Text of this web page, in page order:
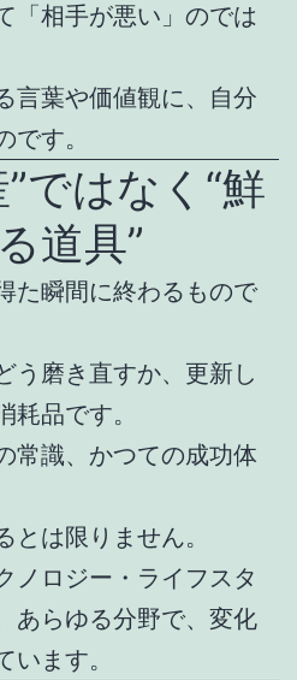
「相手が悪い」のでは
言葉や価値観に、自分
です。
ではなく“鮮
道具”
た瞬間に終わるもので
う磨き直すか、更新し
耗品です。
常識、かつての成功体
とは限りません。
ノロジー・ライフスタ
あらゆる分野で、変化
います。